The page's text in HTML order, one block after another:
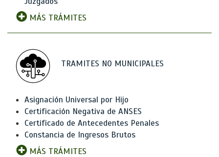
MÁS TRÁMITES
TRAMITES NO MUNICIPALES
Asignación Universal por Hijo
Certificación Negativa de ANSES
Certificado de Antecedentes Penales
Constancia de Ingresos Brutos
MÁS TRÁMITES